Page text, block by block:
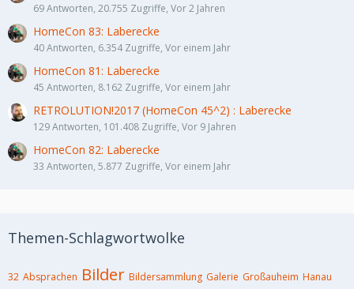
69 Antworten, 20.755 Zugriffe, Vor 2 Jahren
HomeCon 83: Laberecke
40 Antworten, 6.354 Zugriffe, Vor einem Jahr
HomeCon 81: Laberecke
45 Antworten, 8.162 Zugriffe, Vor einem Jahr
RETROLUTION!2017 (HomeCon 45^2) : Laberecke
129 Antworten, 101.408 Zugriffe, Vor 9 Jahren
HomeCon 82: Laberecke
33 Antworten, 5.877 Zugriffe, Vor einem Jahr
Themen-Schlagwortwolke
32 Absprachen Bilder Bildersammlung Galerie Großauheim Hanau